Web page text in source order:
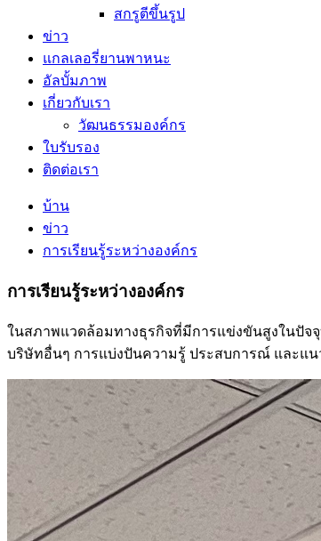
สกรูตีขึ้นรูป
ข่าว
แกลเลอรี่ยานพาหนะ
อัลบั้มภาพ
เกี่ยวกับเรา
วัฒนธรรมองค์กร
ใบรับรอง
ติดต่อเรา
บ้าน
ข่าว
การเรียนรู้ระหว่างองค์กร
การเรียนรู้ระหว่างองค์กร
ในสภาพแวดล้อมทางธุรกิจที่มีการแข่งขันสูงในปัจ
บริษัทอื่นๆ การแบ่งปันความรู้ ประสบการณ์ และแ